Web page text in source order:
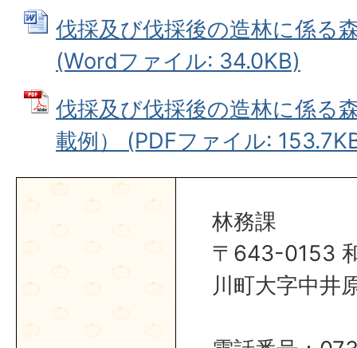
伐採及び伐採後の造林に係る
(Wordファイル: 34.0KB)
伐採及び伐採後の造林に係る
載例） (PDFファイル:
林務課
〒643-0153
川町大字中井